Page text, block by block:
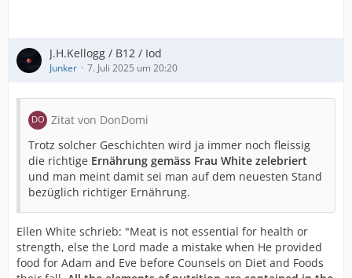
J.H.Kellogg / B12 / Iod
Junker 7. Juli 2025 um 20:20
Zitat von DonDomi
Trotz solcher Geschichten wird ja immer noch fleissig
die richtige Ernährung gemäss Frau White zelebriert
und man meint damit sei man auf dem neuesten Stand
bezüglich richtiger Ernährung.
Ellen White schrieb: "Meat is not essential for health or
strength, else the Lord made a mistake when He provided
food for Adam and Eve before Counsels on Diet and Foods